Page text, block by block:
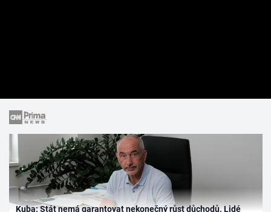
Kuba: Stát nemá garantovat nekonečný růst důchodů. Lidé